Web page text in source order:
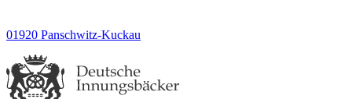
01920 Panschwitz-Kuckau